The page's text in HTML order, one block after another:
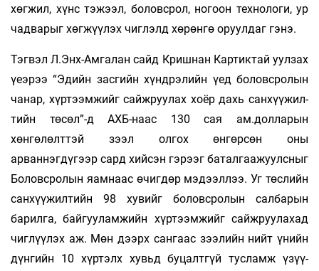
хөгжил, хүнс тэжээл, боловсрол, ногоон технологи, ур
чадварыг хөгжүүлэх чиглэлд хөрөнгө оруулдаг гэнэ.
Тэгвэл Л.Энх-Амгалан сайд Кришнан Кар­тиктай уулзах
үеэрээ “Эдийн засгийн хүнд­рэлийн үед боловсролын
чанар, хүртээм­жийг сайжруулах хоёр дахь сан­хүүжил­
тийн төсөл”-д АХБ-наас 130 сая ам.долларын
хөнгөлөлттэй зээл олгох өнгөрсөн оны
арваннэгдүгээр сард хийсэн гэрээг баталгаажуулсныг
Боловсролын яа­м­­наас өчиг­дөр мэдээллээ. Уг төслийн
сан­­хүү­­жил­тийн 98 хувийг боловсролын сал­ба­рын
барилга, байгууламжийн хүр­тээм­­жийг сайжруулахад
чиглүүлэх аж. Мөн дээрх сан­гаас зээлийн нийт үнийн
дүн­­гийн 10 хүртэлх хувьд буцалтгүй тус­лам­ж үзүү­